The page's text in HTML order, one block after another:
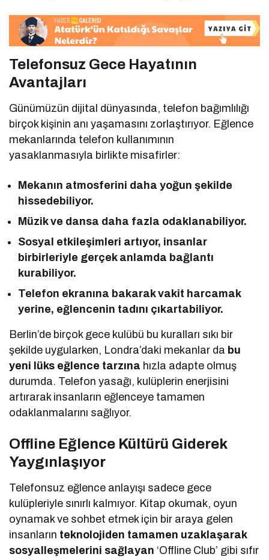
Telefonsuz Gece Hayatının
Avantajları
Günümüzün dijital dünyasında, telefon bağımlılığı
birçok kişinin anı yaşamasını zorlaştırıyor. Eğlence
mekanlarında telefon kullanımının
yasaklanmasıyla birlikte misafirler:
Mekanın atmosferini daha yoğun şekilde
hissedebiliyor.
Müzik ve dansa daha fazla odaklanabiliyor.
Sosyal etkileşimleri artıyor, insanlar
birbirleriyle gerçek anlamda bağlantı
kurabiliyor.
Telefon ekranına bakarak vakit harcamak
yerine, eğlencenin tadını çıkartabiliyor.
Berlin’de birçok gece kulübü bu kuralları sıkı bir
şekilde uygularken, Londra’daki mekanlar da bu
yeni lüks eğlence tarzına hızla adapte olmuş
durumda. Telefon yasağı, kulüplerin enerjisini
artırarak insanların eğlenceye tamamen
odaklanmalarını sağlıyor.
Offline Eğlence Kültürü Giderek
Yaygınlaşıyor
Telefonsuz eğlence anlayışı sadece gece
kulüpleriyle sınırlı kalmıyor. Kitap okumak, oyun
oynamak ve sohbet etmek için bir araya gelen
insanların teknolojiden tamamen uzaklaşarak
sosyalleşmelerini sağlayan ‘Offline Club’ gibi sıfır